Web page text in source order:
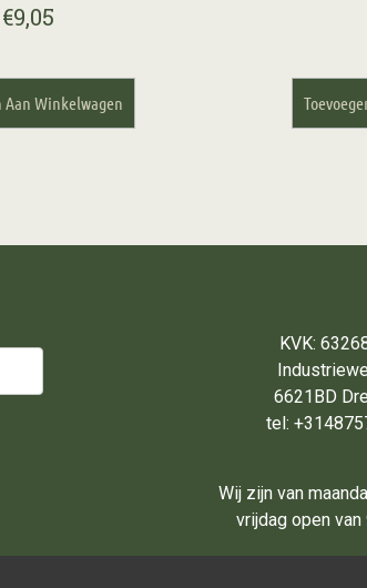
€9,05
Aan Winkelwagen
KVK:
6621BD
tel:
Wij zijn van
vrijdag open